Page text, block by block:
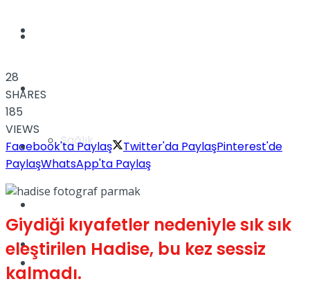
Sağlık
TV
Türkiye
Müzik
Tatil
28
SHARES
185
VIEWS
Facebook'ta Paylaş
Twitter'da PaylaşPinterest'de
PaylaşWhatsApp'ta Paylaş
Giydiği kıyafetler nedeniyle sık sık
eleştirilen Hadise, bu kez sessiz
kalmadı.